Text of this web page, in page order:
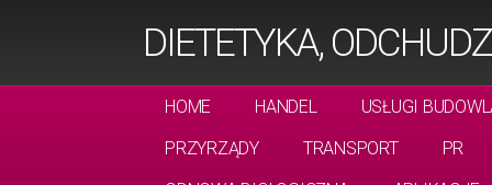
DIETETYKA,
HOME HANDEL
USŁUGI
PRZYRZĄDY
TRANSPORT
PR